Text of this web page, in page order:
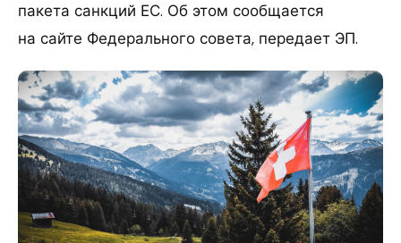
пакета санкций ЕС. Об этом сообщается
на сайте Федерального совета, передает ЭП.